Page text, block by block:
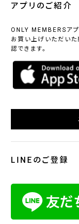
アプリのご紹介
ONLY MEMBERSアプ
お買い上げいただい
認できます。
LINEのご登録